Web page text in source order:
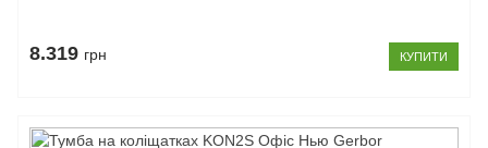
8.319 грн КУПИТИ